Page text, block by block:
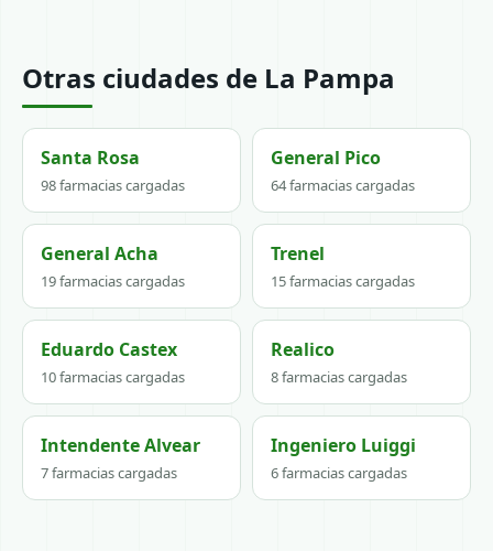
Otras ciudades de La Pampa
Santa Rosa
98 farmacias cargadas
General Pico
64 farmacias cargadas
General Acha
19 farmacias cargadas
Trenel
15 farmacias cargadas
Eduardo Castex
10 farmacias cargadas
Realico
8 farmacias cargadas
Intendente Alvear
7 farmacias cargadas
Ingeniero Luiggi
6 farmacias cargadas